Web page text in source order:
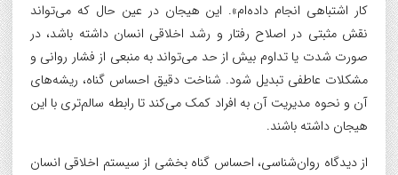
کار اشتباهی انجام داده‌ام». این هیجان در عین حال که می‌تواند
نقش مثبتی در اصلاح رفتار و رشد اخلاقی انسان داشته باشد، در
صورت شدت یا تداوم بیش از حد می‌تواند به منبعی از فشار روانی و
مشکلات عاطفی تبدیل شود. شناخت دقیق احساس گناه، ریشه‌های
آن و نحوه مدیریت آن به افراد کمک می‌کند تا رابطه سالم‌تری با این
هیجان داشته باشند.
از دیدگاه روان‌شناسی، احساس گناه بخشی از سیستم اخلاقی انسان